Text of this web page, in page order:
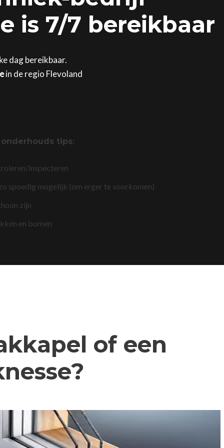
is 7/7 bereikbaar
dag bereikbaar.
in de regio Flevoland
onderhouds tips:
inspecteren
spoedig mogelijk (om erger te voorkomen)
zijn
en bomen
of een